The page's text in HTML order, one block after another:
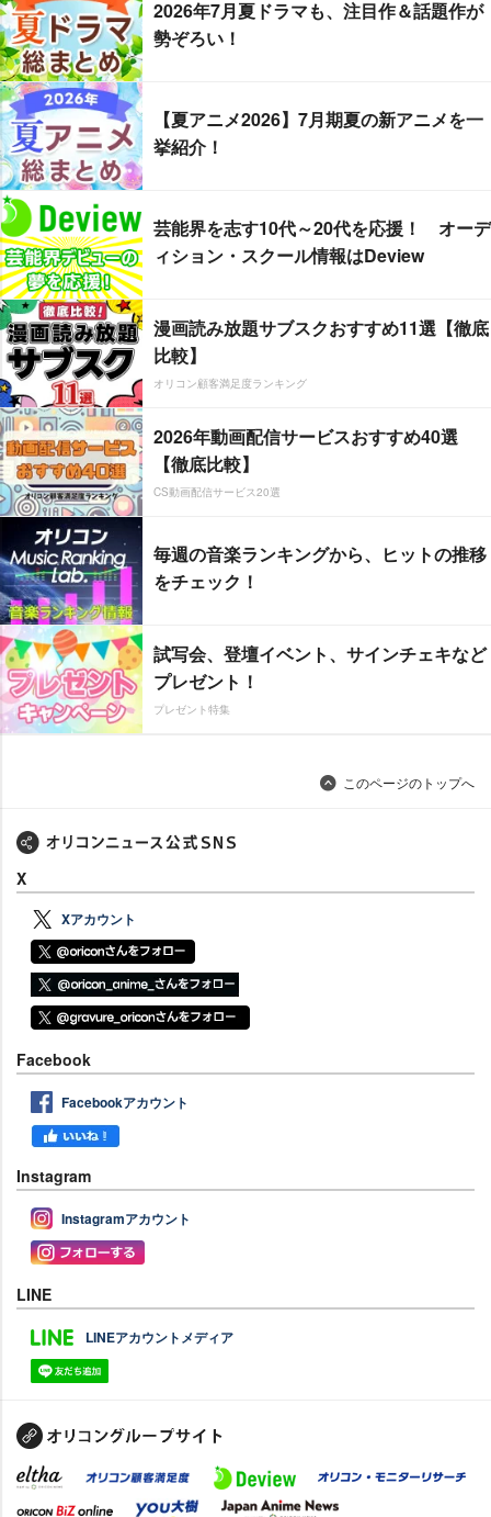
2026年7月夏ドラマも、注目作＆話題作が
勢ぞろい！
【夏アニメ2026】7月期夏の新アニメを一
挙紹介！
芸能界を志す10代～20代を応援！ オーデ
ィション・スクール情報はDeview
漫画読み放題サブスクおすすめ11選【徹底
比較】
オリコン顧客満足度ランキング
2026年動画配信サービスおすすめ40選
【徹底比較】
CS動画配信サービス20選
毎週の音楽ランキングから、ヒットの推移
をチェック！
試写会、登壇イベント、サインチェキなど
プレゼント！
プレゼント特集
このページのトップへ
X
Xアカウント
Facebook
Facebookアカウント
Instagram
Instagramアカウント
LINE
LINEアカウントメディア